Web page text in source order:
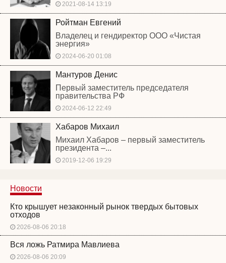
2021-08-14 13:19
Ройтман Евгений
Владелец и гендиректор ООО «Чистая
энергия»
2024-06-20 01:08
Мантуров Денис
Первый заместитель председателя
правительства РФ
2024-06-12 22:49
Хабаров Михаил
Михаил Хабаров – первый заместитель
президента –...
2019-12-06 19:29
Новости
Кто крышует незаконный рынок твердых бытовых
отходов
2026-08-06 20:18
Вся ложь Ратмира Мавлиева
2026-08-06 20:09